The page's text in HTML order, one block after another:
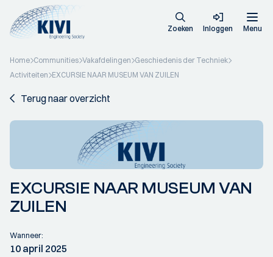
Zoeken Inloggen Menu
Home Communities Vakafdelingen Geschiedenis der Techniek
Activiteiten EXCURSIE NAAR MUSEUM VAN ZUILEN
Terug naar overzicht
EXCURSIE NAAR MUSEUM VAN
ZUILEN
Wanneer:
10 april 2025